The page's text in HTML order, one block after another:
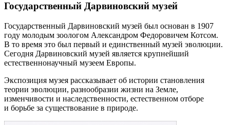
Государственный Дарвиновский музей
Государственный Дарвиновский музей был основан в 1907
году молодым зоологом Александром Федоровичем Котсом.
В то время это был первый и единственный музей эволюции.
Сегодня Дарвиновский музей является крупнейший
естественнонаучный музеем Европы.
Экспозиция музея рассказывает об истории становления
теории эволюции, разнообразии жизни на Земле,
изменчивости и наследственности, естественном отборе
и борьбе за существование в природе.